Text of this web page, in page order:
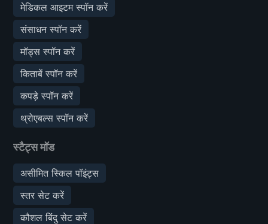
मेडिकल आइटम स्पॉन करें
संसाधन स्पॉन करें
मॉड्स स्पॉन करें
किताबें स्पॉन करें
कपड़े स्पॉन करें
थ्रोएबल्स स्पॉन करें
स्टैट्स मॉड
असीमित स्किल पॉइंट्स
स्तर सेट करें
कौशल बिंदु सेट करें